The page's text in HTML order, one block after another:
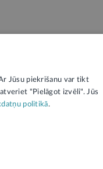
Jūsu piekrišanu var tikt
"Pielāgot izvēli". Jūs
politikā.